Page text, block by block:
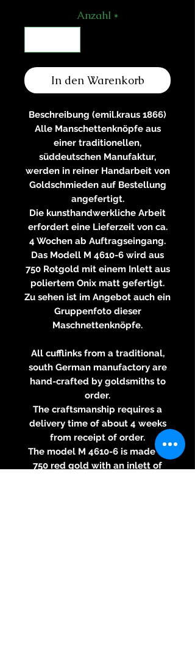
Anzahl *
In den Warenkorb
Beschreibung (emil.kraus 1866)
Alle Manschettenknöpfe aus
einer traditionellen,
süddeutschen Manufaktur,
werden in reiner Handarbeit von
Goldschmieden auf Bestellung
angefertigt.
Die kunsthandwerkliche Arbeit
erfordert eine Lieferzeit von ca.
4 Wochen ab Auftragseingang.
Das Modell M 4610-6 wird aus
750 Rotgold mit einem Inlett aus
poliertem Onix matt gefertigt.
Zu sehen ist im Angebot auch ein
Gruppenfoto dieser
Maschnettenknöpfe.
All cufflinks from a traditional,
south German manufactory are
hand-crafted by goldsmiths to
order.
The craftsmanship requires a
delivery time of about 4 weeks
from receipt of order.
The model M 4610-6 is made of
750 red gold with an inlett of